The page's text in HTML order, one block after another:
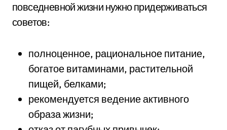
повседневной жизни нужно придерживаться
советов:
полноценное, рациональное питание,
богатое витаминами, растительной
пищей, белками;
рекомендуется ведение активного
образа жизни;